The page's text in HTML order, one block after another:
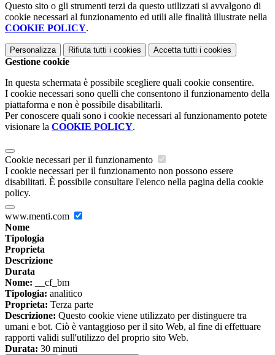
Questo sito o gli strumenti terzi da questo utilizzati si avvalgono di
cookie necessari al funzionamento ed utili alle finalità illustrate nella
COOKIE POLICY.
Personalizza Rifiuta tutti i cookies Accetta tutti i cookies
Gestione cookie
In questa schermata è possibile scegliere quali cookie consentire.
I cookie necessari sono quelli che consentono il funzionamento della
piattaforma e non è possibile disabilitarli.
Per conoscere quali sono i cookie necessari al funzionamento potete
visionare la COOKIE POLICY.
Cookie necessari per il funzionamento
I cookie necessari per il funzionamento non possono essere
disabilitati. È possibile consultare l'elenco nella pagina della cookie
policy.
www.menti.com
Nome
Tipologia
Proprieta
Descrizione
Durata
Nome: __cf_bm
Tipologia: analitico
Proprieta: Terza parte
Descrizione: Questo cookie viene utilizzato per distinguere tra
umani e bot. Ciò è vantaggioso per il sito Web, al fine di effettuare
rapporti validi sull'utilizzo del proprio sito Web.
Durata: 30 minuti